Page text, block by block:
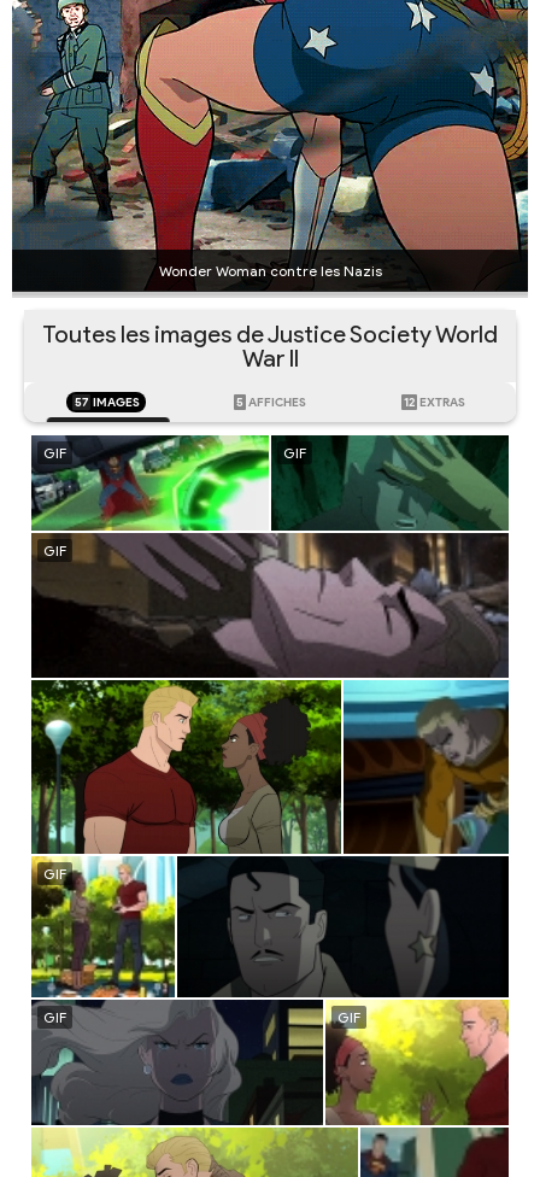
Wonder Woman contre les Nazis
Toutes les images de Justice Society World
War II
57 IMAGES 5 AFFICHES 12 EXTRAS